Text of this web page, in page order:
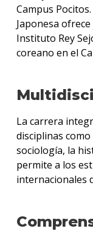
Campus
Japonesa
Instituto Rey
coreano en el
La carrera
disciplinas
sociología, la
permite a los
internacionales